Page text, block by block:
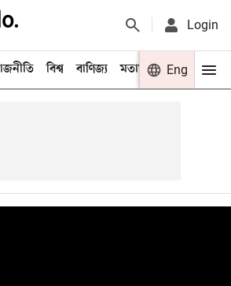
Login
বিশ্ব বাণিজ্য মতামত খেলা
Eng